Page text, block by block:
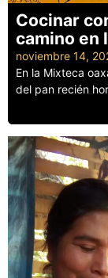
Cocinar
camino en
noviembre 14,
En la Mixteca
del pan recién